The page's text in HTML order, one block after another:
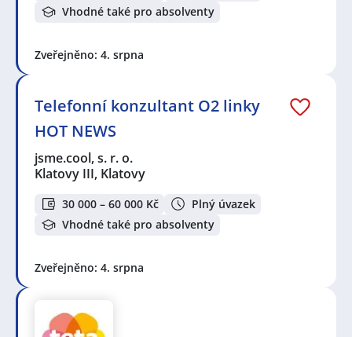
Vhodné také pro absolventy
Zveřejněno: 4. srpna
Telefonní konzultant O2 linky
HOT NEWS
jsme.cool, s. r. o.
Klatovy III, Klatovy
30 000 – 60 000 Kč
Plný úvazek
Vhodné také pro absolventy
Zveřejněno: 4. srpna